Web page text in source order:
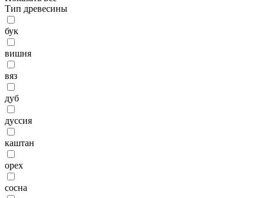
Тип древесины
бук
вишня
вяз
дуб
дуссия
каштан
орех
сосна